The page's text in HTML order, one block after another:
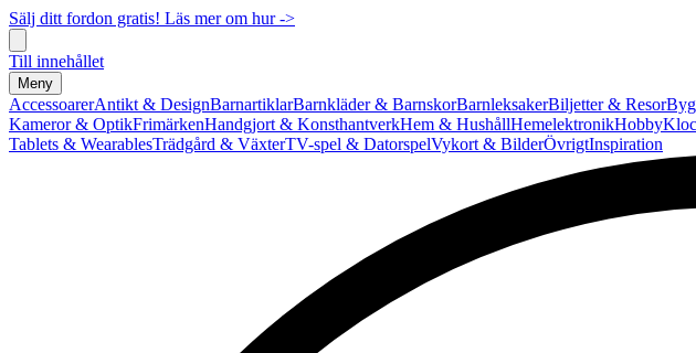
Sälj ditt fordon gratis! Läs mer om hur ->
Till innehållet
Meny
AccessoarerAntikt & DesignBarnartiklarBarnkläder & BarnskorBarnleksakerBiljetter & Resor
Kameror & OptikFrimärkenHandgjort & KonsthantverkHem & HushållHemelektronikHobby
Tablets & WearablesTrädgård & VäxterTV-spel & DatorspelVykort & BilderÖvrigtInspiration